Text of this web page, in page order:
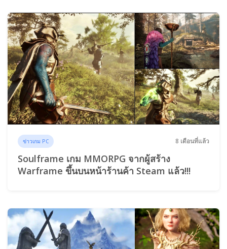
ข่าวเกม PC 8 เดือนที่แล้ว
Soulframe เกม MMORPG จากผู้สร้าง
Warframe ขึ้นบนหน้าร้านค้า Steam แล้ว!!!